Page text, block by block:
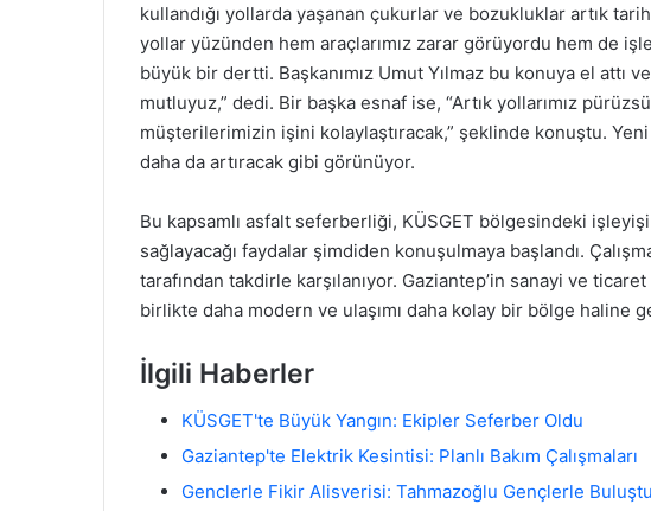
kullandığı yollarda yaşanan çukurlar ve bozukluklar artık
yollar yüzünden hem araçlarımız zarar görüyordu hem de
büyük bir dertti. Başkanımız Umut Yılmaz bu konuya el attı
mutluyuz,” dedi. Bir başka esnaf ise, “Artık yollarımız
müşterilerimizin işini kolaylaştıracak,” şeklinde konuştu.
daha da artıracak gibi görünüyor.
Bu kapsamlı asfalt seferberliği, KÜSGET bölgesindeki
sağlayacağı faydalar şimdiden konuşulmaya başlandı.
tarafından takdirle karşılanıyor. Gaziantep’in sanayi ve
birlikte daha modern ve ulaşımı daha kolay bir bölge haline
İlgili Haberler
KÜSGET'te Büyük Yangın: Ekipler Seferber Oldu
Gaziantep'te Elektrik Kesintisi: Planlı Bakım Çalışmaları
Genclerle Fikir Alisverisi: Tahmazoğlu Gençlerle